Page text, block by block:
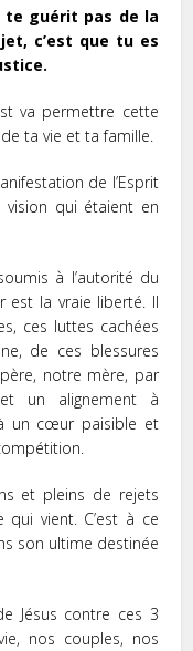
te guérit pas de la
c’est que tu es
va permettre cette
ta vie et ta famille.
de l’Esprit
qui étaient en
à l’autorité du
est la vraie liberté. Il
ces luttes cachées
de ces blessures
notre mère, par
un alignement à
un cœur paisible et
et pleins de rejets
vient. C’est à ce
son ultime destinée
Jésus contre ces 3
nos couples, nos